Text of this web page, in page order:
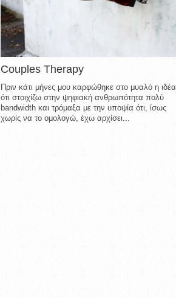
Couples Therapy
Πριν κάτι μήνες μου καρφώθηκε στο μυαλό η ιδέα
ότι στοιχίζω στην ψηφιακή ανθρωπότητα πολύ
bandwidth και τρόμαξα με την υποψία ότι, ίσως
χωρίς να το ομολογώ, έχω αρχίσει...